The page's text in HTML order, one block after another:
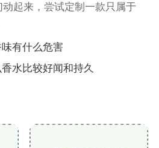
起来，尝试定制一款只属于
有什么危害
水比较好闻和持久